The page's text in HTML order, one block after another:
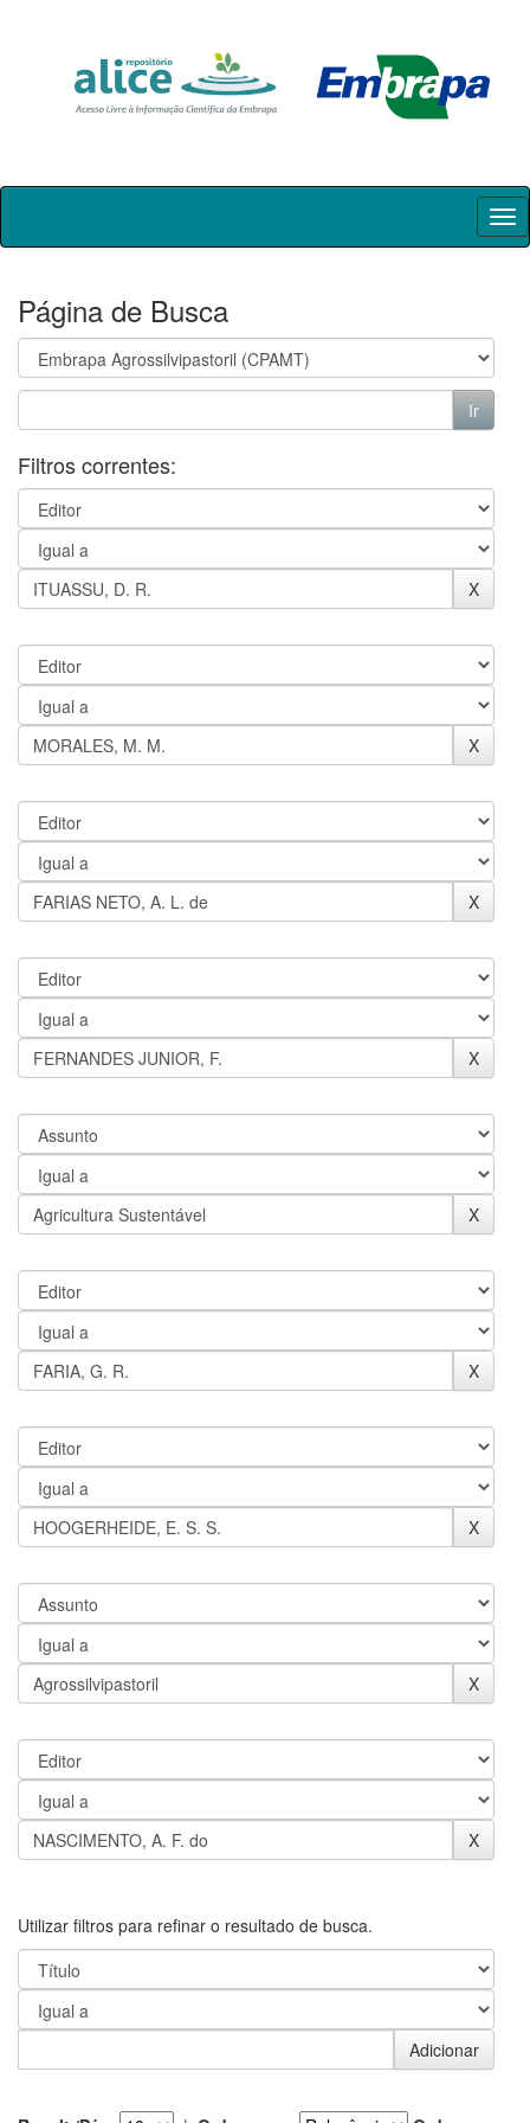
Skip
Página de Busca
Filtros correntes:
Utilizar filtros para refinar o resultado de busca.